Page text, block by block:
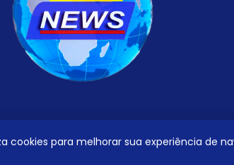
cookies para melhorar sua experiência de